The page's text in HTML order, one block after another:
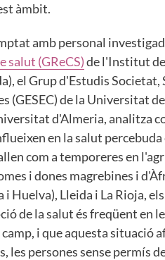
àmbit.
amb personal
salut (GReCS)de l'Institut
el Grup d'Estudis Societat,
(GESEC) de la Universitat
d'Almeria, analitza
en la salut percebuda
com a temporeres en
i dones magrebines i
Huelva), Lleida i La Rioja,
de la salut és freqüent en
i que aquesta situació
les persones sense permís